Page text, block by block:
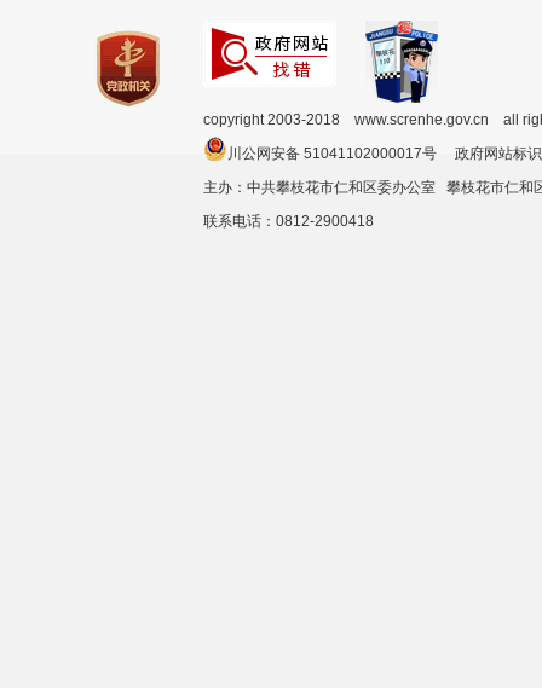
copyright 2003-2018 www.screnhe.gov.cn all
川公网安备 51041102000017号 政府网站
主办：中共攀枝花市仁和区委办公室 攀枝花市仁
联系电话：0812-2900418